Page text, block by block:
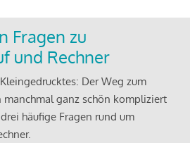
Fragen zu
und Rechner
Der Weg zum
manchmal ganz schön kompliziert
häufige Fragen rund um